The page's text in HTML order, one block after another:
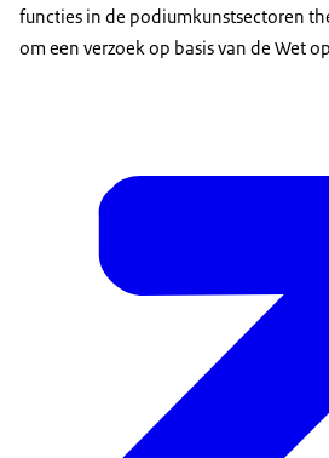
functies in de podiumkunstsectoren
om een verzoek op basis van de Wet